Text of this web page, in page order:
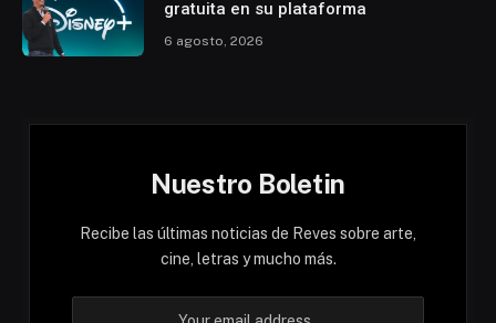
gratuita en su plataforma
6 agosto, 2026
Nuestro Boletin
Recibe las últimas noticias de Reves sobre arte,
cine, letras y mucho más.